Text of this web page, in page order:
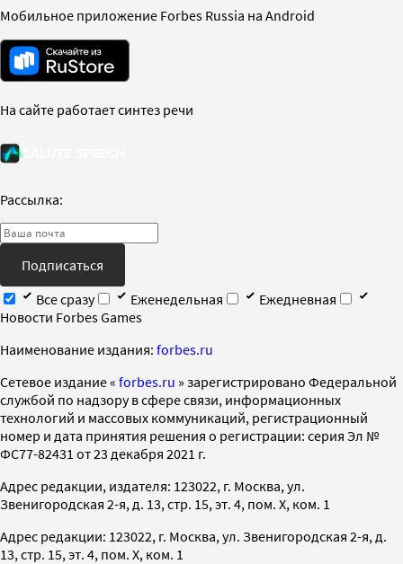
Мобильное приложение Forbes Russia на Android
На сайте работает синтез речи
Рассылка:
Подписаться
Все сразу
Еженедельная
Ежедневная
Новости Forbes Games
Наименование издания: forbes.ru
Cетевое издание « forbes.ru » зарегистрировано Федеральной
службой по надзору в сфере связи, информационных
технологий и массовых коммуникаций, регистрационный
номер и дата принятия решения о регистрации: серия Эл №
ФС77-82431 от 23 декабря 2021 г.
Адрес редакции, издателя: 123022, г. Москва, ул.
Звенигородская 2-я, д. 13, стр. 15, эт. 4, пом. X, ком. 1
Адрес редакции: 123022, г. Москва, ул. Звенигородская 2-я, д.
13, стр. 15, эт. 4, пом. X, ком. 1